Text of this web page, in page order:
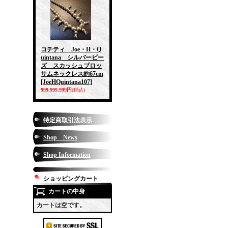
コチティ Joe・H・Q
uintana シルバービー
ズ スカッシュブロッ
サムネックレス約67cm
[JoeHQuintana107]
999,999,999円(税込)
特定商取引法表示
Shop News
Shop Information
ショッピングカート
カートの中身
カートは空です。